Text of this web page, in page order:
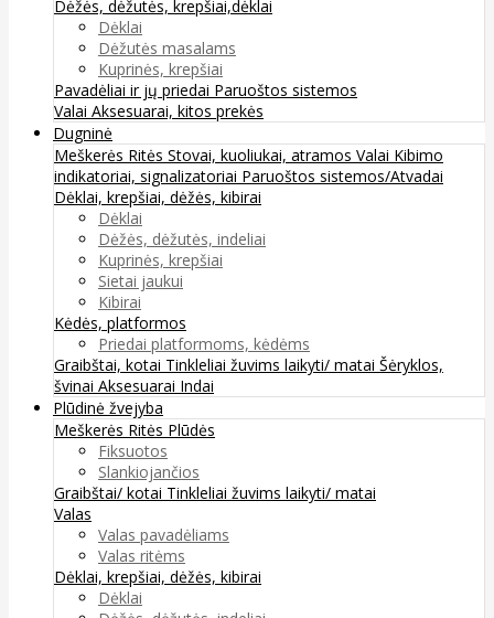
Dėžės, dėžutės, krepšiai,dėklai
Dėklai
Dėžutės masalams
Kuprinės, krepšiai
Pavadėliai ir jų priedai Paruoštos sistemos
Valai Aksesuarai, kitos prekės
Dugninė
Meškerės Ritės Stovai, kuoliukai, atramos Valai Kibimo
indikatoriai, signalizatoriai Paruoštos sistemos/Atvadai
Dėklai, krepšiai, dėžės, kibirai
Dėklai
Dėžės, dėžutės, indeliai
Kuprinės, krepšiai
Sietai jaukui
Kibirai
Kėdės, platformos
Priedai platformoms, kėdėms
Graibštai, kotai Tinkleliai žuvims laikyti/ matai Šėryklos,
švinai Aksesuarai Indai
Plūdinė žvejyba
Meškerės Ritės Plūdės
Fiksuotos
Slankiojančios
Graibštai/ kotai Tinkleliai žuvims laikyti/ matai
Valas
Valas pavadėliams
Valas ritėms
Dėklai, krepšiai, dėžės, kibirai
Dėklai